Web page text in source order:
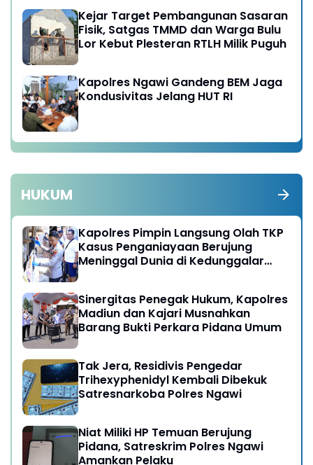
Kejar Target Pembangunan Sasaran
Fisik, Satgas TMMD dan Warga Bulu
Lor Kebut Plesteran RTLH Milik Puguh
Kapolres Ngawi Gandeng BEM Jaga
Kondusivitas Jelang HUT RI
HUKUM
Kapolres Pimpin Langsung Olah TKP
Kasus Penganiayaan Berujung
Meninggal Dunia di Kedunggalar
Sinergitas Penegak Hukum, Kapolres
Madiun dan Kajari Musnahkan
Barang Bukti Perkara Pidana Umum
Tak Jera, Residivis Pengedar
Trihexyphenidyl Kembali Dibekuk
Satresnarkoba Polres Ngawi
Niat Miliki HP Temuan Berujung
Pidana, Satreskrim Polres Ngawi
Amankan Pelaku